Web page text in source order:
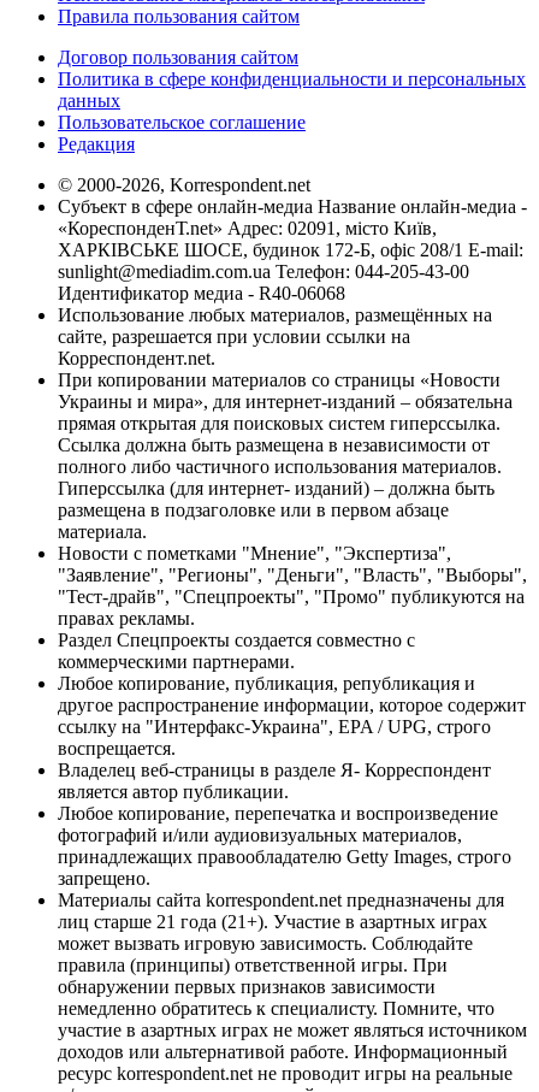
Правила пользования сайтом
Договор пользования сайтом
Политика в сфере конфиденциальности и персональных
данных
Пользовательское соглашение
Редакция
© 2000-2026, Korrespondent.net
Субъект в сфере онлайн-медиа Название онлайн-медиа -
«КореспонденТ.net» Адрес: 02091, місто Київ,
ХАРКІВСЬКЕ ШОСЕ, будинок 172-Б, офіс 208/1 E-mail:
sunlight@mediadim.com.ua Телефон: 044-205-43-00
Идентификатор медиа - R40-06068
Использование любых материалов, размещённых на
сайте, разрешается при условии ссылки на
Корреспондент.net.
При копировании материалов со страницы «Новости
Украины и мира», для интернет-изданий – обязательна
прямая открытая для поисковых систем гиперссылка.
Ссылка должна быть размещена в независимости от
полного либо частичного использования материалов.
Гиперссылка (для интернет- изданий) – должна быть
размещена в подзаголовке или в первом абзаце
материала.
Новости с пометками "Мнение", "Экспертиза",
"Заявление", "Регионы", "Деньги", "Власть", "Выборы",
"Тест-драйв", "Спецпроекты", "Промо" публикуются на
правах рекламы.
Раздел Спецпроекты создается совместно с
коммерческими партнерами.
Любое копирование, публикация, републикация и
другое распространение информации, которое содержит
ссылку на "Интерфакс-Украина", EPA / UPG, строго
воспрещается.
Владелец веб-страницы в разделе Я- Корреспондент
является автор публикации.
Любое копирование, перепечатка и воспроизведение
фотографий и/или аудиовизуальных материалов,
принадлежащих правообладателю Getty Images, строго
запрещено.
Материалы сайта korrespondent.net предназначены для
лиц старше 21 года (21+). Участие в азартных играх
может вызвать игровую зависимость. Соблюдайте
правила (принципы) ответственной игры. При
обнаружении первых признаков зависимости
немедленно обратитесь к специалисту. Помните, что
участие в азартных играх не может являться источником
доходов или альтернативой работе. Информационный
ресурс korrespondent.net не проводит игры на реальные